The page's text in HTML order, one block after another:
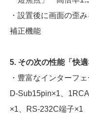
・設置後に画面の歪
補正機能
5. その次の性能「快
・豊富なインターフ
D-Sub15pin×1、
×1、RS-232C端子×1